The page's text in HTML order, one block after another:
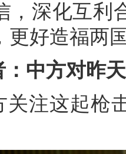
，深化互利
更好造福两
：中方对昨
关注这起枪